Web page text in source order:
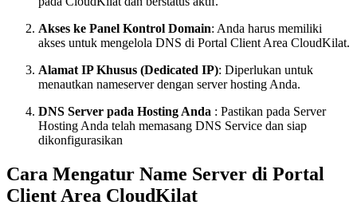
Akses ke Panel Kontrol Domain: Anda harus memiliki
akses untuk mengelola DNS di Portal Client Area CloudKilat.
Alamat IP Khusus (Dedicated IP): Diperlukan untuk
menautkan nameserver dengan server hosting Anda.
DNS Server pada Hosting Anda : Pastikan pada Server
Hosting Anda telah memasang DNS Service dan siap
dikonfigurasikan
Cara Mengatur Name Server di Portal
Client Area CloudKilat